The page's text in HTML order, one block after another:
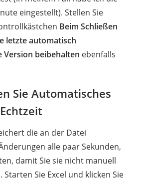
eingestellt). Stellen Sie
Beim Schließen
letzte automatisch
beibehalten ebenfalls
Sie Automatisches
die an der Datei
alle paar Sekunden,
damit Sie sie nicht manuell
Sie Excel und klicken Sie